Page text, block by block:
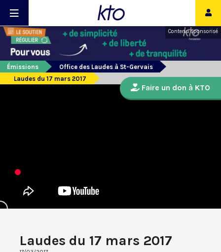
Contenu sponsorisé
Émissions
Office des Laudes à St-Gervais
Laudes du 17 mars 2017
Laudes du 17 mars 2017
Faire un don à KTO